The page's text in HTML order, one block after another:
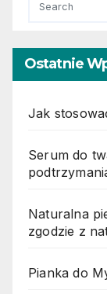
Ostatnie
Jak
Serum do
Naturalna
zgodzie z
Pianka do